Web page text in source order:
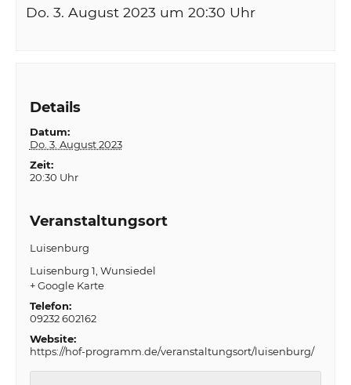
Do. 3. August 2023 um 20:30 Uhr
Details
Datum:
Do. 3. August 2023
Zeit:
20:30 Uhr
Veranstaltungsort
Luisenburg
Luisenburg 1 Wunsiedel
+ Google Karte
Telefon:
09232 602162
Website:
https://hof-programm.de/veranstaltungsort/luisenburg/